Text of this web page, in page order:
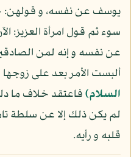
يوسف عن نفسه، و قولهن:
سوء ثم قول امرأة العزيز:
عن نفسه و إنه لمن
ألبست الأمر بعد على زوجها
السلام)فاعتقد خلاف ما
لم يكن ذلك إلا عن سلطة
قلبه و رأيه.